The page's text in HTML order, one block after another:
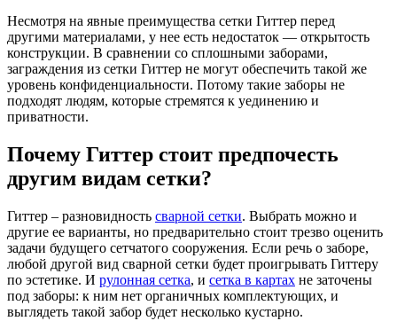
Несмотря на явные преимущества сетки Гиттер перед
другими материалами, у нее есть недостаток — открытость
конструкции. В сравнении со сплошными заборами,
заграждения из сетки Гиттер не могут обеспечить такой же
уровень конфиденциальности. Потому такие заборы не
подходят людям, которые стремятся к уединению и
приватности.
Почему Гиттер стоит предпочесть
другим видам сетки?
Гиттер – разновидность сварной сетки. Выбрать можно и
другие ее варианты, но предварительно стоит трезво оценить
задачи будущего сетчатого сооружения. Если речь о заборе,
любой другой вид сварной сетки будет проигрывать Гиттеру
по эстетике. И рулонная сетка, и сетка в картах не заточены
под заборы: к ним нет органичных комплектующих, и
выглядеть такой забор будет несколько кустарно.